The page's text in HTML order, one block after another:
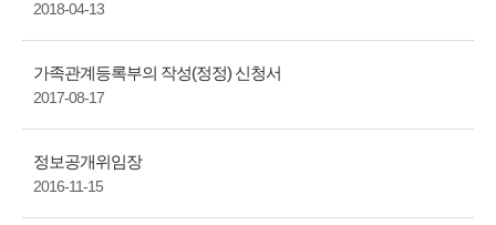
2018-04-13
가족관계등록부의 작성(정정) 신청서
2017-08-17
정보공개위임장
2016-11-15